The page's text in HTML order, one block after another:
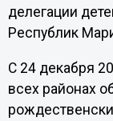
делегации
Республик
С 24 декабря
всех районах